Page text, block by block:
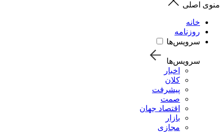
منوی اصلی
خانه
روزنامه
سرویس‌ها
سرویس‌ها
اخبار
کلان
پیشرفت
صمت
اقتصاد جهان
بازار
مجازی